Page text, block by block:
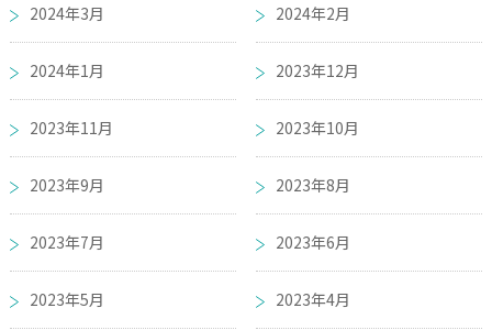
2024年3月 2024年2月
2024年1月 2023年12月
2023年11月 2023年10月
2023年9月 2023年8月
2023年7月 2023年6月
2023年5月 2023年4月